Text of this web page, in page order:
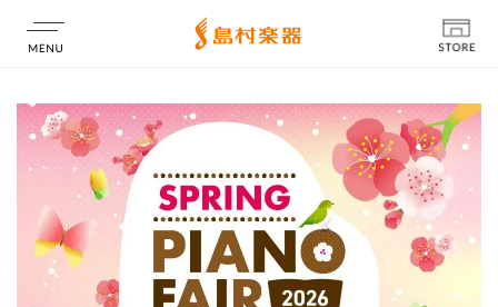
店舗情報